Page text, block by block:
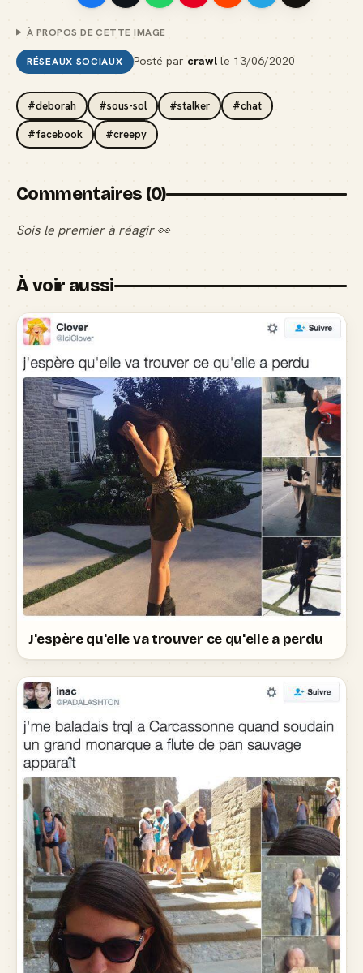
À PROPOS DE CETTE IMAGE
RÉSEAUX SOCIAUX Posté par crawlle 13/06/2020
#deborah #sous-sol #stalker #chat
#facebook #creepy
Commentaires (0)
Sois le premier à réagir 👀
À voir aussi
J'espère qu'elle va trouver ce qu'elle a perdu